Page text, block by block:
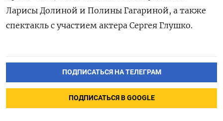
Ларисы Долиной и Полины Гагариной, а также
спектакль с участием актера Сергея Глушко.
ПОДПИСАТЬСЯ НА ТЕЛЕГРАМ
ПОДПИСАТЬСЯ В GOOGLE